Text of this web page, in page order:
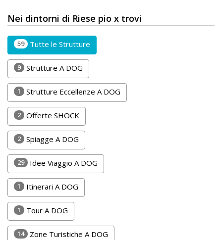
Video
Tutorial
Lavora
con
Noi
Inserisci
Attività
Accedi
Registrati
Nei dintorni di Riese pio x trovi
59 Tutte le Strutture
9 Strutture A DOG
1 Strutture Eccellenze A DOG
2 Offerte SHOCK
2 Spiagge A DOG
29 Idee Viaggio A DOG
1 Itinerari A DOG
1 Tour A DOG
14 Zone Turistiche A DOG